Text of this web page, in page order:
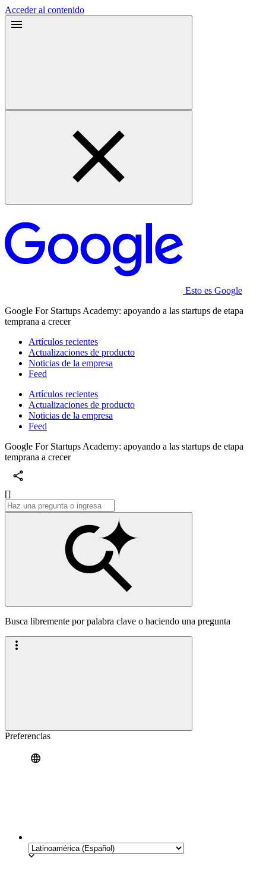
Acceder al contenido
Esto es Google
Google For Startups Academy: apoyando a las startups de etapa
temprana a crecer
Artículos recientes
Actualizaciones de producto
Noticias de la empresa
Feed
Artículos recientes
Actualizaciones de producto
Noticias de la empresa
Feed
Google For Startups Academy: apoyando a las startups de etapa
temprana a crecer
[]
Busca libremente por palabra clave o haciendo una pregunta
Preferencias